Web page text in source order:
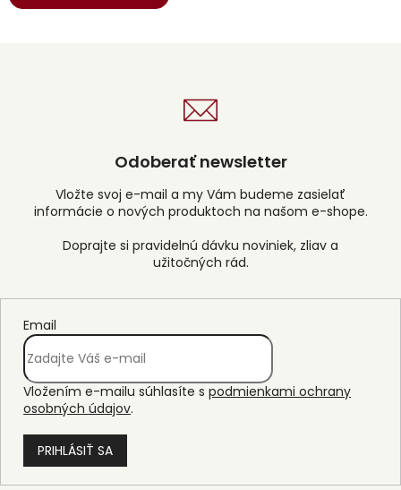
Odoberať newsletter
Vložte svoj e-mail a my Vám budeme zasielať
informácie o nových produktoch na našom e-shope.
Email
Vložením e-mailu súhlasíte s podmienkami ochrany
osobných údajov.
PRIHLÁSIŤ SA